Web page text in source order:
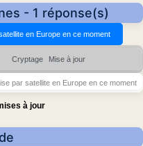
- 1 réponse(s)
Cryptage Mise à jour
par satellite en Europe en ce moment
à jour